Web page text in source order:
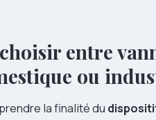
entre
ou
la finalité du